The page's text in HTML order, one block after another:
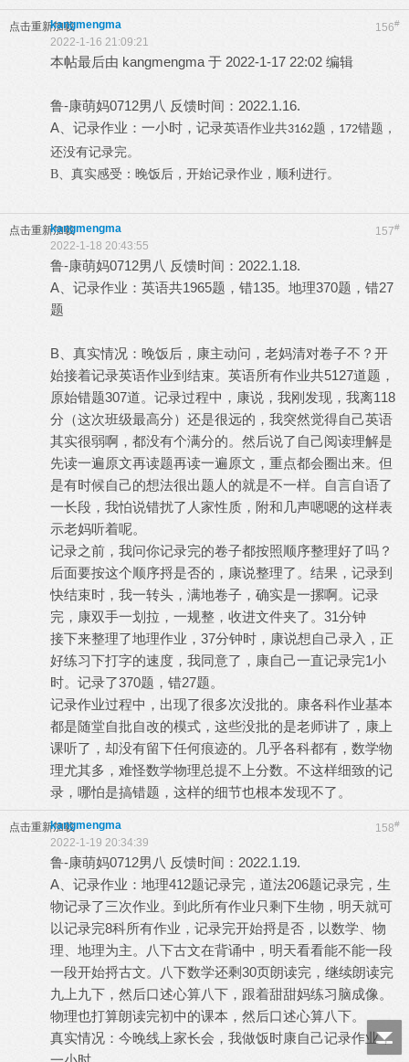
点击重新加载 156#
kangmengma
2022-1-16 21:09:21
本帖最后由 kangmengma 于 2022-1-17 22:02 编辑
鲁-康萌妈0712男八 反馈时间：2022.1.16.
A、记录作业：一小时，记录英语作业共3162题， 172错题，
还没有记录完。
B、真实感受：晚饭后，开始记录作业，顺利进行。
点击重新加载 157#
kangmengma
2022-1-18 20:43:55
鲁-康萌妈0712男八 反馈时间：2022.1.18.
A、记录作业：英语共1965题，错135。地理370题，错27
题
B、真实情况：晚饭后，康主动问，老妈清对卷子不？开
始接着记录英语作业到结束。英语所有作业共5127道题，
原始错题307道。记录过程中，康说，我刚发现，我离118
分（这次班级最高分）还是很远的，我突然觉得自己英语
其实很弱啊，都没有个满分的。然后说了自己阅读理解是
先读一遍原文再读题再读一遍原文，重点都会圈出来。但
是有时候自己的想法很出题人的就是不一样。自言自语了
一长段，我怕说错扰了人家性质，附和几声嗯嗯的这样表
示老妈听着呢。
记录之前，我问你记录完的卷子都按照顺序整理好了吗？
后面要按这个顺序捋是否的，康说整理了。结果，记录到
快结束时，我一转头，满地卷子，确实是一摞啊。记录
完，康双手一划拉，一规整，收进文件夹了。31分钟
接下来整理了地理作业，37分钟时，康说想自己录入，正
好练习下打字的速度，我同意了，康自己一直记录完1小
时。记录了370题，错27题。
记录作业过程中，出现了很多次没批的。康各科作业基本
都是随堂自批自改的模式，这些没批的是老师讲了，康上
课听了，却没有留下任何痕迹的。几乎各科都有，数学物
理尤其多，难怪数学物理总提不上分数。不这样细致的记
录，哪怕是搞错题，这样的细节也根本发现不了。
点击重新加载 158#
kangmengma
2022-1-19 20:34:39
鲁-康萌妈0712男八 反馈时间：2022.1.19.
A、记录作业：地理412题记录完，道法206题记录完，生
物记录了三次作业。到此所有作业只剩下生物，明天就可
以记录完8科所有作业，记录完开始捋是否，以数学、物
理、地理为主。八下古文在背诵中，明天看看能不能一段
一段开始捋古文。八下数学还剩30页朗读完，继续朗读完
九上九下，然后口述心算八下，跟着甜甜妈练习脑成像。
物理也打算朗读完初中的课本，然后口述心算八下。
真实情况：今晚线上家长会，我做饭时康自己记录作业，